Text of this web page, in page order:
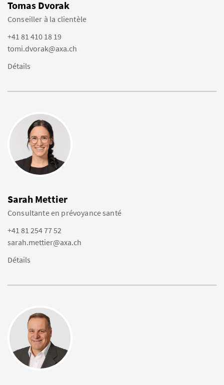
Tomas Dvorak
Conseiller à la clientèle
+41 81 410 18 19
tomi.dvorak@axa.ch
Détails
Sarah Mettier
Consultante en prévoyance santé
+41 81 254 77 52
sarah.mettier@axa.ch
Détails